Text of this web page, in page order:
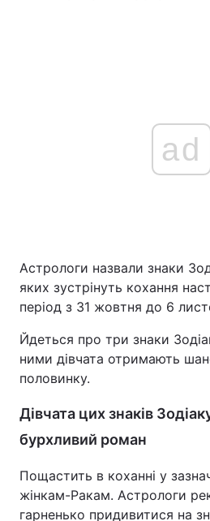
ad
Астрологи назвали знаки
яких зустрінуть кохання
період з 31 жовтня до 6
Йдеться про три знаки
ними дівчата отримають
половинку.
Дівчата цих знаків
бурхливий роман
Пощастить в коханні у
жінкам-Ракам. Астрологи
гарненько придивитися на